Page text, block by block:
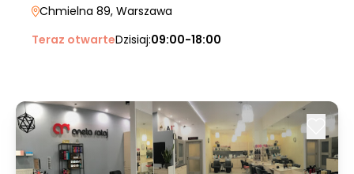
Chmielna 89, Warszawa
Teraz otwarteDzisiaj:09:00-18:00